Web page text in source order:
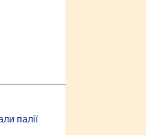
палії